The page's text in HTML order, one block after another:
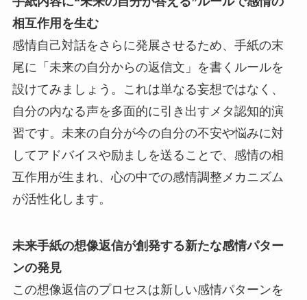
相互作用を生む
感情自己対話をさらに発展させるため、手紙の末
尾に「未来の自分からの返信文」を書くルールを
設けてみましょう。これは単なる妄想ではなく、
自分の内なる声を多面的に引き出すメタ認知的演
習です。未来の自分が今の自分の不安や悩みに対
してアドバイスや励ましを送ることで、感情の相
互作用が生まれ、心の中での感情調整メカニズム
が活性化します。
未来手紙の想像返信が創発する新たな感情パター
ンの発見
この想像返信のプロセスは新しい感情パターンを